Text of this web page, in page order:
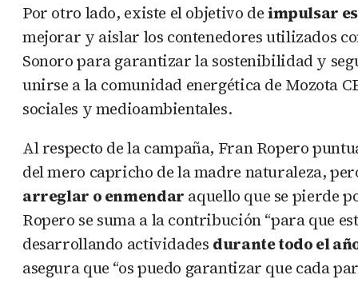
Por otro lado, existe el objetivo deimpulsar
mejorar y aislar los contenedores utilizados
Sonoro para garantizar la sostenibilidad y
unirse a la comunidad energética de Mozota
sociales y medioambientales.
Al respecto de la campaña, Fran Ropero
del mero capricho de la madre naturaleza,
arreglar o enmendar aquello que se pierde
Ropero se suma a la contribución “para que
desarrollando actividades durante todo el
asegura que “os puedo garantizar que cada